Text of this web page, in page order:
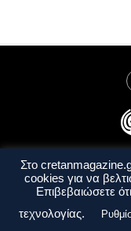
Ταυτότητα
Στο
cookies για να
Επιβεβαιώσετε
τεχνολογίας.